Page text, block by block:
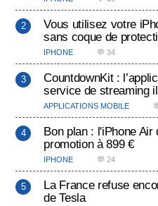
Vous utilisez votre
sans coque de
IPHONE 💬 34
CountdownKit :
service de streaming
APPLICATIONS MOBILE
Bon plan : l'iPhone Air
promotion à 899 €
IPHONE 💬 24
La France refuse
de Tesla